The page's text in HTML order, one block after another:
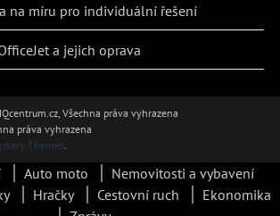
na míru pro individuální řešení
a jejich oprava
Všechna práva vyhrazena
práva vyhrazena
Themes
Auto moto
Nemovitosti a vybavení
Hračky Cestovní ruch
Ekonomika